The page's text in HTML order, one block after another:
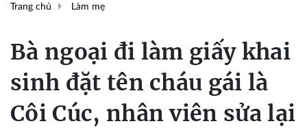
Trang chủ Làm mẹ
Bà ngoại đi làm giấy khai
sinh đặt tên cháu gái là
Côi Cúc, nhân viên sửa lại